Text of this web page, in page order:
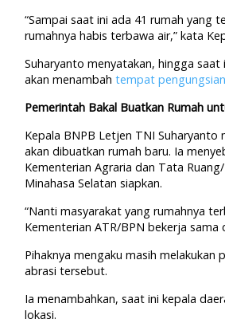
“Sampai saat ini ada 41 rumah yang
rumahnya habis terbawa air,” kata
Suharyanto menyatakan, hingga
akan menambah tempat pengungsian
Pemerintah Bakal Buatkan Rumah
Kepala BNPB Letjen TNI Suharyanto
akan dibuatkan rumah baru. Ia
Kementerian Agraria dan Tata
Minahasa Selatan siapkan.
“Nanti masyarakat yang rumahnya
Kementerian ATR/BPN bekerja sama
Pihaknya mengaku masih
abrasi tersebut.
Ia menambahkan, saat ini kepala
lokasi.